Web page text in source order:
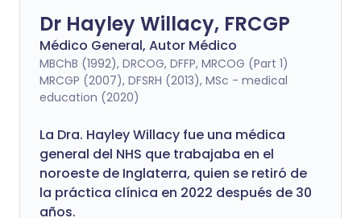
Dr Hayley Willacy, FRCGP
Médico General, Autor Médico
MBChB (1992), DRCOG, DFFP, MRCOG (Part 1)
MRCGP (2007), DFSRH (2013), MSc - medical
education (2020)
La Dra. Hayley Willacy fue una médica
general del NHS que trabajaba en el
noroeste de Inglaterra, quien se retiró de
la práctica clínica en 2022 después de 30
años.